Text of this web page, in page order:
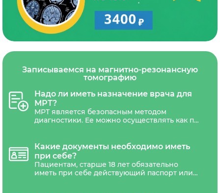
Записываемся на магнитно-резонансную
томографию
Надо ли иметь назначение врача для
МРТ?
МРТ является безопасным методом
диагностики. Ее можно осуществлять как по
Направления на МРТ может потребоваться
только беременным женщинам.
Какие документы необходимо иметь
при себе?
Пациентам, старше 18 лет обязательно
иметь при себе действующий паспорт или